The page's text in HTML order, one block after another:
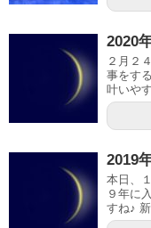
2020
２月２
事をす
叶いや
2019
本日、
９年に
すね♪